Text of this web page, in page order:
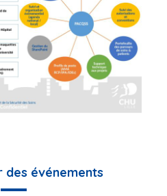
des événements